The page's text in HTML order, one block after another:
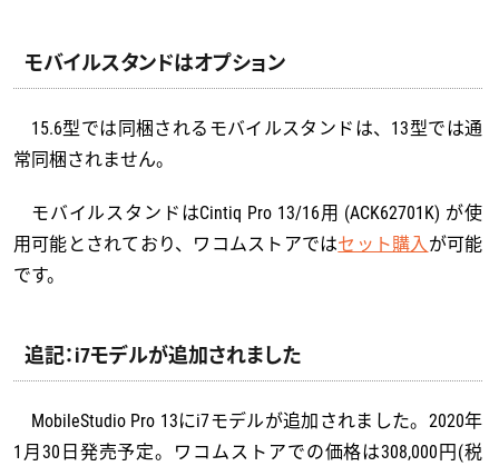
モバイルスタンドはオプション
15.6型では同梱されるモバイルスタンドは、13型では通
常同梱されません。
モバイルスタンドはCintiq Pro 13/16用 (ACK62701K) が使
用可能とされており、ワコムストアではセット購入が可能
です。
追記：i7モデルが追加されました
MobileStudio Pro 13にi7モデルが追加されました。2020年
1月30日発売予定。ワコムストアでの価格は308,000円(税